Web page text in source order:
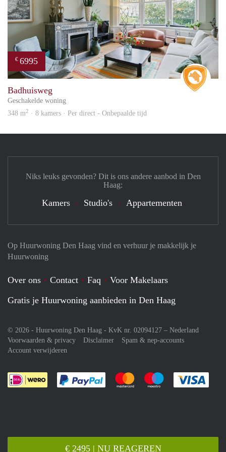
€ 2495 | NU REAGEREN
€ 6995
Badhuisweg
Geschakelde woning
348 m2 · 8 kamers · Per direct - Onbepaalde tijd
Op Huurwoning Den Haag vind en verhuur je makkelijk je
Huurwoning
Over ons Contact Faq
Voor Makelaars
Gratis je Huurwoning aanbieden in Den Haag
© 2026 - Huurwoning Den Haag - KvK nr. 02094127 – Nederland
Voorwaarden & privacy
Disclaimer
Spam & nep-accounts
Account verwijderen
Je rekent gemakkelijk af met Paypal
Je rekent gemakkelijk af met
Je rekent
Niks leuks gevonden? Dit is ons andere aanbod in Den
Haag:
Kamers Studio's Appartementen